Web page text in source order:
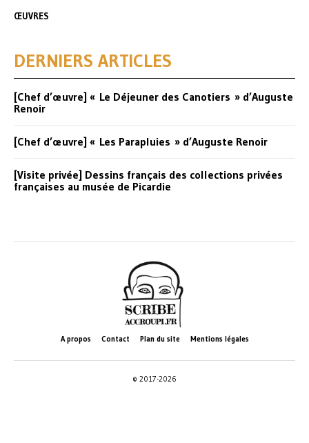
ŒUVRES
DERNIERS ARTICLES
[Chef d’œuvre] « Le Déjeuner des Canotiers » d’Auguste
Renoir
[Chef d’œuvre] « Les Parapluies » d’Auguste Renoir
[Visite privée] Dessins français des collections privées
françaises au musée de Picardie
A propos Contact Plan du site Mentions légales
© 2017-2026